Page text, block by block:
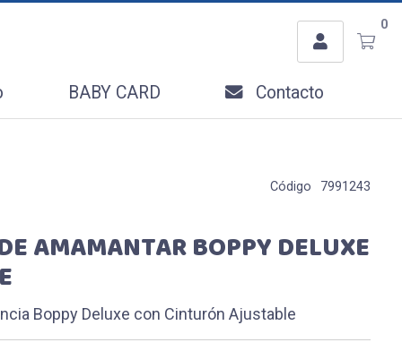
0
BABY CARD Contacto
Usuario
Recordar datos
INGRESAR
Código 7991243
AMAMANTAR BOPPY DELUXE
Boppy Deluxe con Cinturón Ajustable